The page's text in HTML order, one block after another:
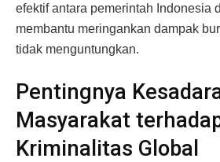
efektif antara pemerintah Indonesia
membantu meringankan dampak
tidak menguntungkan.
Pentingnya
Masyarakat
Kriminalitas Global